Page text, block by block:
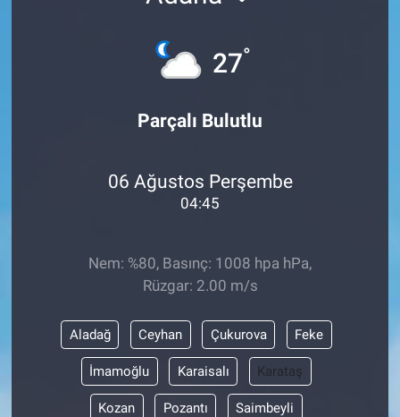
27°
Parçalı Bulutlu
06 Ağustos Perşembe
04:45
Nem: %80, Basınç: 1008 hpa hPa,
Rüzgar: 2.00 m/s
Aladağ Ceyhan Çukurova Feke
İmamoğlu Karaisalı Karataş
Kozan Pozantı Saimbeyli